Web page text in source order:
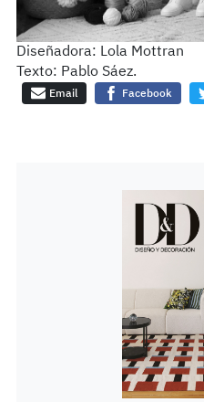
Diseñadora: Lola Mottran
Texto: Pablo Sáez.
Email Facebook